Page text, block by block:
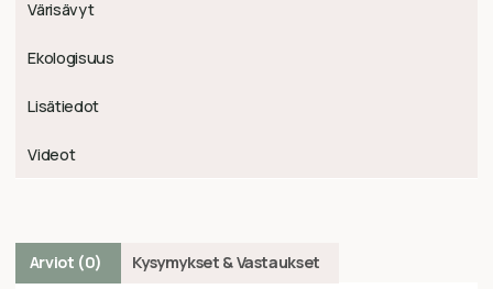
Värisävyt
Ekologisuus
Lisätiedot
Videot
Arviot (0) Kysymykset & Vastaukset